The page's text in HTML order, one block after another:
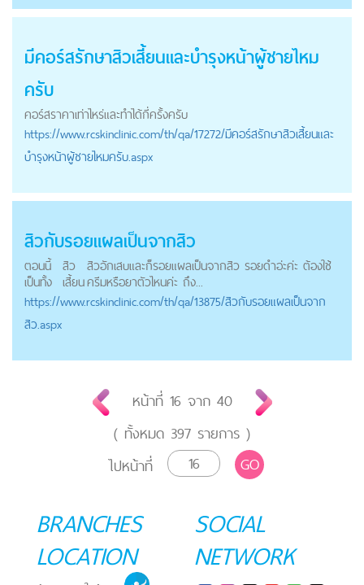
มีคอร์สรักษาสิวเสี้ยนและบำรุงหน้าผู้ชายไหม
ครับ
คอร์สราคาเท่าไหร่และทำได้กี่ครั้งครับ
https://www.rcskinclinic.com/th/qa/17272/มีคอร์สรักษาสิวเสี้ยนและ
บำรุงหน้าผู้ชายไหมครับ.aspx
สิวกับรอยแผลเป็นจากสิว
ตอนนี้
เป็นทั้ง
สิว
เสี้ยน
สิวอักเสบและก็รอยแผลเป็นจากสิว รอยดำอ่ะค่ะ ต้องใช้
ครีมหรือยาตัวไหนค่ะ ถึง...
https://www.rcskinclinic.com/th/qa/13875/สิวกับรอยแผลเป็นจาก
สิว.aspx
หน้าที่ 16 จาก 40
( ทั้งหมด 397 รายการ )
ไปหน้าที่
GO
BRANCHES
LOCATION
SOCIAL
NETWORK